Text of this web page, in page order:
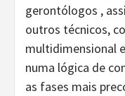
gerontólogos ,
outros técnicos,
multidimensional
numa lógica de
as fases mais